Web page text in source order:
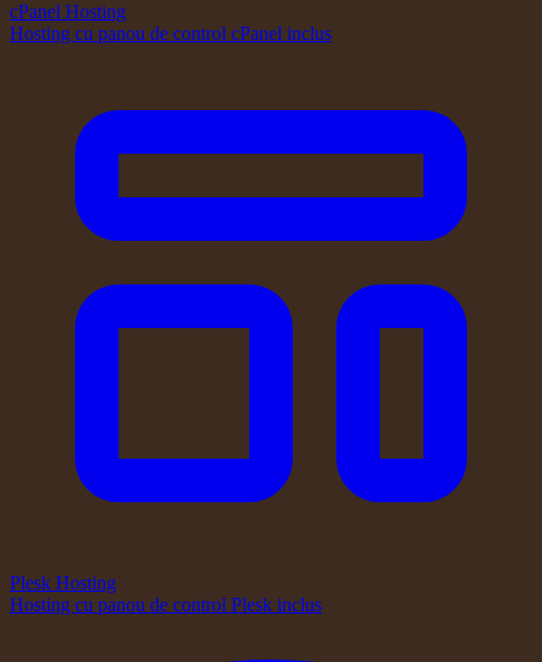
cPanel Hosting
Hosting cu panou de control cPanel inclus
Plesk Hosting
Hosting cu panou de control Plesk inclus